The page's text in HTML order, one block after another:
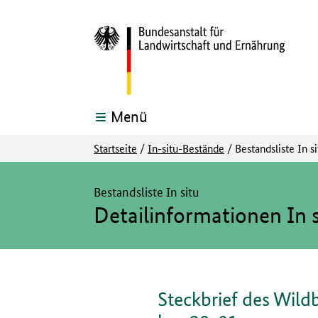
Menü
Startseite /In-situ-Bestände / Bestandsliste In
Detailinformationen In
Bestandsliste In situ
Steckbrief des